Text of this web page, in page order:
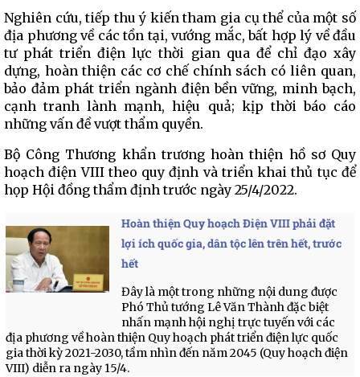
Nghiên cứu, tiếp thu ý kiến tham gia cụ thể của một số
địa phương về các tồn tại, vướng mắc, bất hợp lý về đầu
tư phát triển điện lực thời gian qua để chỉ đạo xây
dựng, hoàn thiện các cơ chế chính sách có liên quan,
bảo đảm phát triển ngành điện bền vững, minh bạch,
cạnh tranh lành mạnh, hiệu quả; kịp thời báo cáo
những vấn đề vượt thẩm quyền.
Bộ Công Thương khẩn trương hoàn thiện hồ sơ Quy
hoạch điện VIII theo quy định và triển khai thủ tục để
họp Hội đồng thẩm định trước ngày 25/4/2022.
Hoàn thiện Quy hoạch Điện VIII phải đặt
lợi ích quốc gia, dân tộc lên trên hết, trước
hết
Đây là một trong những nội dung được
Phó Thủ tướng Lê Văn Thành đặc biệt
nhấn mạnh hội nghị trực tuyến với các
địa phương về hoàn thiện Quy hoạch phát triển điện lực quốc
gia thời kỳ 2021-2030, tầm nhìn đến năm 2045 (Quy hoạch điện
VIII) diễn ra ngày 15/4.